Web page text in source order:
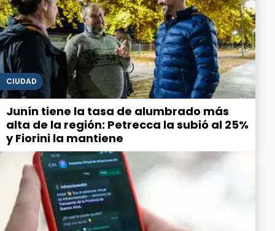
CIUDAD
Junín tiene la tasa de alumbrado más
alta de la región: Petrecca la subió al 25%
y Fiorini la mantiene